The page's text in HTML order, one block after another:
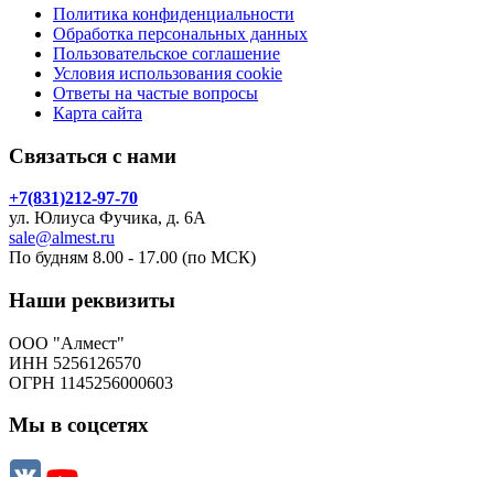
Политика конфиденциальности
Обработка персональных данных
Пользовательское соглашение
Условия использования cookie
Ответы на частые вопросы
Карта сайта
Связаться с нами
+7(831)212-97-70
ул. Юлиуса Фучика, д. 6А
sale@almest.ru
По будням 8.00 - 17.00 (по МСК)
Наши реквизиты
ООО "Алмест"
ИНН 5256126570
ОГРН 1145256000603
Мы в соцсетях